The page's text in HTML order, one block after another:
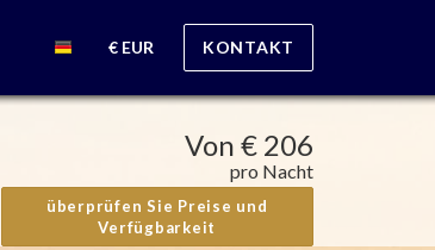
€ EUR KONTAKT
Von € 206
pro Nacht
überprüfen Sie Preise und
Verfügbarkeit